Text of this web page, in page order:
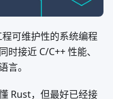
可维护性的系统编程
接近 C/C++ 性能、
言。
Rust，但最好已经接